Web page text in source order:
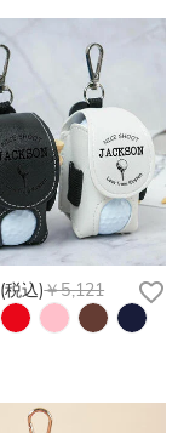
(税込)￥5,121